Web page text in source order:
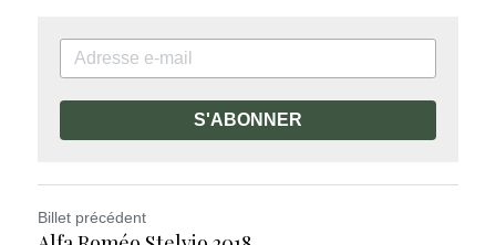
S'ABONNER
Billet précédent